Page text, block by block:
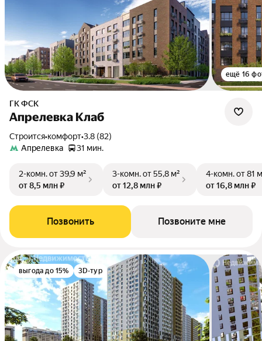
ещё 16
ГК ФСК
Апрелевка Клаб
Строится•комфорт•3.8 (82)
Апрелевка
31 мин.
2-комн.от 39,9 м²
от 8,5 млн ₽
3-комн.от 55,8 м²
от 12,8 млн ₽
4-комн.от 81
от 16,8 млн ₽
Позвонить Позвоните мне
выгода до 15% 3D-тур